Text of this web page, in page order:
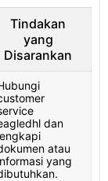
Tindakan
yang
Disarankan
dan
atau
yang